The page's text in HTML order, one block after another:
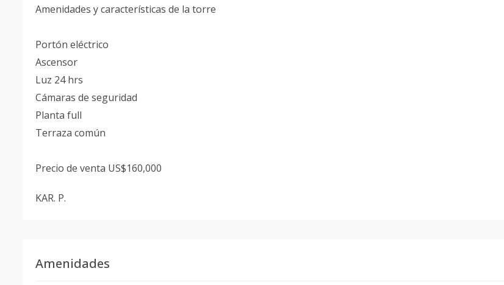
Amenidades y características de la torre
Portón eléctrico
Ascensor
Luz 24 hrs
Cámaras de seguridad
Planta full
Terraza común
Precio de venta US$160,000
KAR. P.
Amenidades